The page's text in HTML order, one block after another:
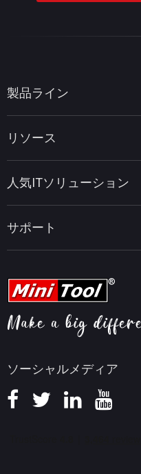
ソーシャルメディア
製品ライン
MiniTool Power Data Recovery
MiniTool PDF Editor
MiniTool MovieMaker
MiniTool uTube Downloader
リソース
データ復元ヒント
PDF編集ヒント
動画編集ヒント
ビデオ変換ヒント
画面録画ヒント
知識ベース
人気ITソリューション
MiniTool ニュースセンター
サポート
ヘルプ